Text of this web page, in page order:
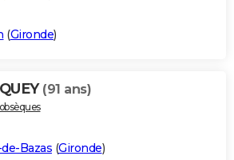
(Gironde)
(91 ans)
Bazas (Gironde)